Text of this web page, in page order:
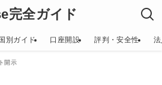
完全ガイド
国別ガイド 口座開設 評判・安全性
開示